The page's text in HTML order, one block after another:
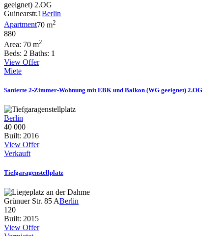
Guinearstr.1Berlin
Apartment70 m2
880
Area: 70 m2
Beds: 2 Baths: 1
View Offer
Miete
Sanierte 2-Zimmer-Wohnung mit EBK und Balkon (WG geeignet) 2.OG
Berlin
40 000
Built: 2016
View Offer
Verkauft
Tiefgaragenstellplatz
Grünuer Str. 85 ABerlin
120
Built: 2015
View Offer